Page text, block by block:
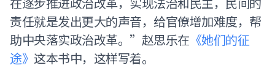
责任就是发出更大的声音，给官僚增加难度，帮
助中央落实政治改革。”赵思乐在 《她们的征
途》 这本书中，这样写着。